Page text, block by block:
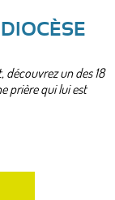
découvrez un des 18
prière qui lui est